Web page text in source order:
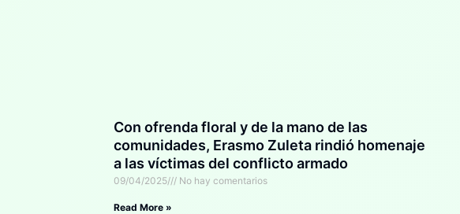
Con ofrenda floral y de la mano de las
comunidades, Erasmo Zuleta rindió homenaje
a las víctimas del conflicto armado
09/04/2025 No hay comentarios
Read More »